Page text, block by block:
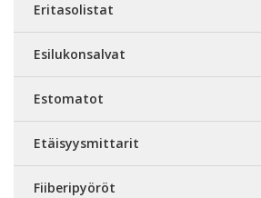
Eritasolistat
Esilukonsalvat
Estomatot
Etäisyysmittarit
Fiiberipyöröt